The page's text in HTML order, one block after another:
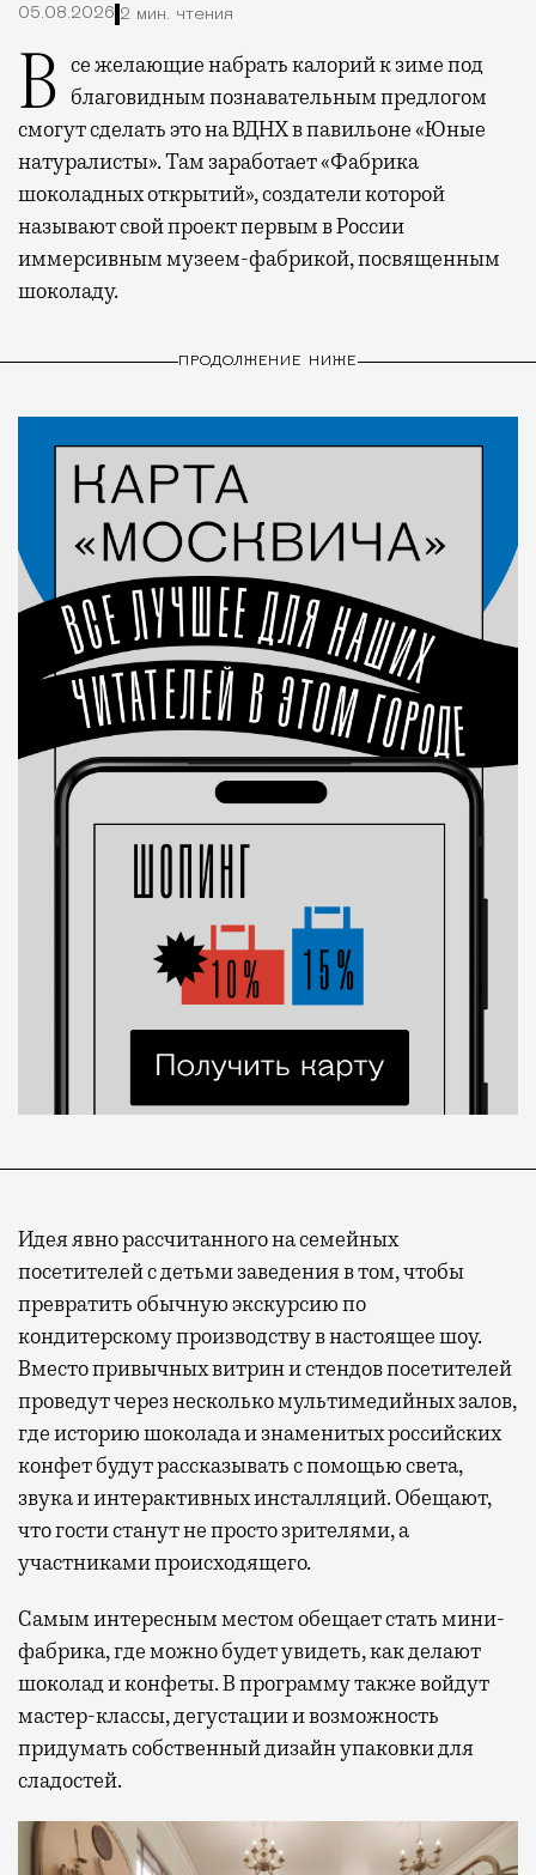
05.08.2026 2 мин. чтения
Все желающие набрать калорий к зиме под благовидным познавательным предлогом
смогут сделать это на ВДНХ в павильоне «Юные
натуралисты». Там заработает «Фабрика
шоколадных открытий», создатели которой
называют свой проект первым в России
иммерсивным музеем-фабрикой, посвященным
шоколаду.
ПРОДОЛЖЕНИЕ НИЖЕ
Идея явно рассчитанного на семейных
посетителей с детьми заведения в том, чтобы
превратить обычную экскурсию по
кондитерскому производству в настоящее шоу.
Вместо привычных витрин и стендов посетителей
проведут через несколько мультимедийных залов,
где историю шоколада и знаменитых российских
конфет будут рассказывать с помощью света,
звука и интерактивных инсталляций. Обещают,
что гости станут не просто зрителями, а
участниками происходящего.
Самым интересным местом обещает стать мини-
фабрика, где можно будет увидеть, как делают
шоколад и конфеты. В программу также войдут
мастер-классы, дегустации и возможность
придумать собственный дизайн упаковки для
сладостей.